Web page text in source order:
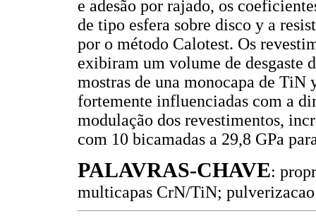
e adesão por rajado, os
de tipo esfera sobre disco y a
por o método Calotest. Os
exibiram um volume de desgaste
mostras de una monocapa de
fortemente influenciadas com a
modulação dos revestimentos,
com 10 bicamadas a 29,8 GPa
PALAVRAS-CHAVE:
multicapas CrN/TiN;